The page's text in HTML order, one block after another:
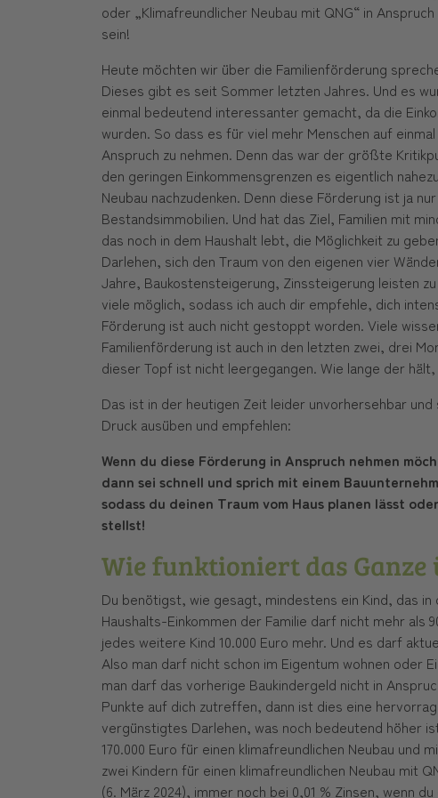
oder „Klimafreundlicher Neubau mit QNG“ in
sein!
Heute möchten wir über die Familienförderung
Dieses gibt es seit Sommer letzten Jahres. Und es
einmal bedeutend interessanter gemacht, da die
wurden. So dass es für viel mehr Menschen auf
Anspruch zu nehmen. Denn das war der größte
den geringen Einkommensgrenzen es eigentlich
Neubau nachzudenken. Denn diese Förderung ist ja
Bestandsimmobilien. Und hat das Ziel, Familien mit
das noch in dem Haushalt lebt, die Möglichkeit zu
Darlehen, sich den Traum von den eigenen vier
Jahre, Baukostensteigerung, Zinssteigerung leisten
viele möglich, sodass ich auch dir empfehle, dich
Förderung ist auch nicht gestoppt worden. Viele
Familienförderung ist auch in den letzten zwei, drei
dieser Topf ist nicht leergegangen. Wie lange der
Das ist in der heutigen Zeit leider unvorhersehbar
Druck ausüben und empfehlen:
Wenn du diese Förderung in Anspruch nehmen
dann sei schnell und sprich mit einem
sodass du deinen Traum vom Haus planen lässt
stellst!
Wie funktioniert das Ganze
Du benötigst, wie gesagt, mindestens ein Kind, das
Haushalts-Einkommen der Familie darf nicht mehr als
jedes weitere Kind 10.000 Euro mehr. Und es darf
Also man darf nicht schon im Eigentum wohnen oder
man darf das vorherige Baukindergeld nicht in
Punkte auf dich zutreffen, dann ist dies eine
vergünstigtes Darlehen, was noch bedeutend höher
170.000 Euro für einen klimafreundlichen Neubau und
zwei Kindern für einen klimafreundlichen Neubau mit
(6. März 2024), immer noch bei 0,01 % Zinsen, wenn